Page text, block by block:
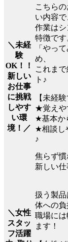
＼未経
験
OK！！
新しい
お仕事
に挑戦
しやす
い環
境！／
こちら
い内容で
作業は
特徴です
「やっ
め、
これま
ト♪
【未経
★覚えや
★基本か
★相談し
♪
焦らず慣
新しい
＼女性
スタッ
フ活躍
扱う製品
体への負
職場に
ます！